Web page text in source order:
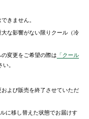
きません。
な影響がない限りクール（冷
変更をご希望の際は 「クール
。
よび販売を終了させていただ
に移し替えた状態でお届けす